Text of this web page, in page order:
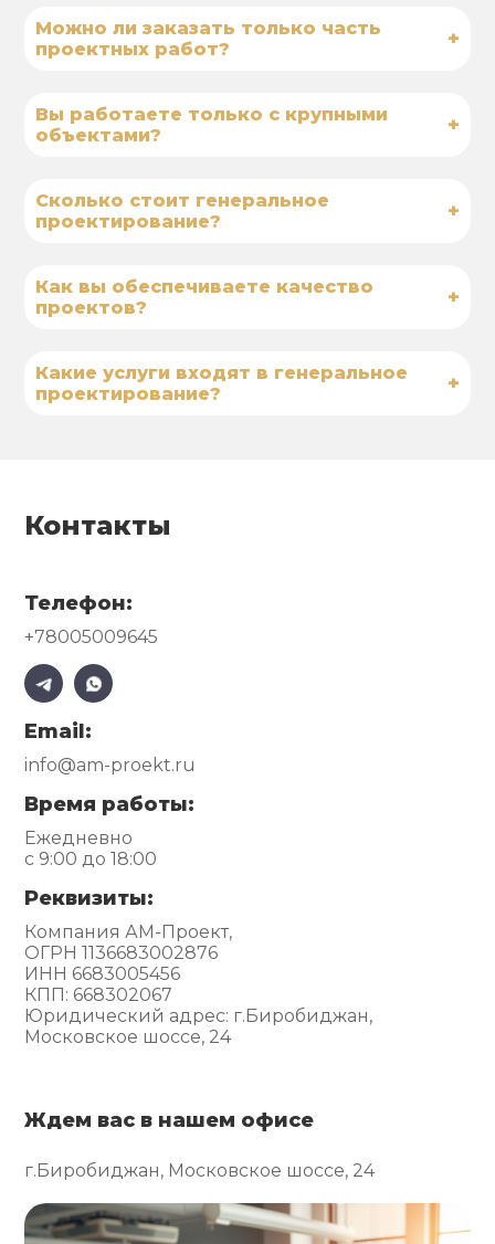
Можно ли заказать только часть
проектных работ?
+
Вы работаете только с крупными
объектами?
+
Сколько стоит генеральное
проектирование?
+
Как вы обеспечиваете качество
проектов?
+
Какие услуги входят в генеральное
проектирование?
+
Контакты
Телефон:
+78005009645
Email:
info@am-proekt.ru
Время работы:
Ежедневно
с 9:00 до 18:00
Реквизиты:
Компания АМ-Проект,
ОГРН 1136683002876
ИНН 6683005456
КПП: 668302067
Юридический адрес: г.Биробиджан,
Московское шоссе, 24
Ждем вас в нашем офисе
г.Биробиджан, Московское шоссе, 24